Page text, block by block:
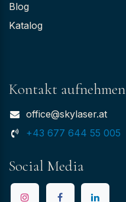
Blog
Katalog
Kontakt aufnehmen
office@skylaser.at
+43 677 644 55 005
Social Media